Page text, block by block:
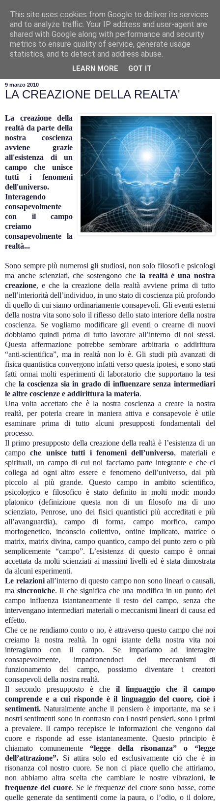
9 marzo 2010
LA CREAZIONE DELLA REALTA'
La creazione della
realtà da parte della
nostra coscienza
avviene grazie
all'esistenza di un
campo che unisce
tutti i fenomeni
dell'universo.
Interagendo
consapevolmente
con il campo
creiamo
consapevolmente la
realtà...
Sono sempre più numerosi gli studiosi, non solo filosofi e psicologi
ma anche scienziati, che sostengono che la realtà è una nostra
creazione, e che la creazione della realtà avviene prima di tutto
nell’interiorità dell’individuo, in uno stato di coscienza più profondo
di quello di cui siamo ordinariamente consapevoli. Gli eventi esterni
della nostra vita sono solo il riflesso dello stato interiore della nostra
coscienza. Se vogliamo modificare gli eventi o crearne di nuovi
dobbiamo quindi prima di tutto lavorare all’interno di noi stessi.
Questa affermazione potrebbe sembrare arbitraria o addirittura
“anti-scientifica”, ma in realtà non lo è.Gli studi più avanzati di
fisica quantistica convergono infatti verso questa ipotesi, e sono stati
fatti ormai molti esperimenti di laboratorio che supportano la tesi
che la coscienza sia in grado di influenzare senza intermediari
le altre coscienze e addirittura la materia.
Una volta accettato che è la nostra coscienza a creare la nostra
realtà, per poterla creare in maniera attiva e consapevole è utile
esaminare prima di tutto alcuni presupposti fondamentali del
processo.
Il primo presupposto della creazione della realtà è l’esistenza di un
campoche unisce tutti i fenomeni dell’universo, materiali e
spirituali, un campo di cui noi facciamo parte integrante e che ci
collega ad ogni altro essere e fenomeno dell’universo, dal più
piccolo al più grande. Questo campo in ambito scientifico,
psicologico e filosofico è stato definito in molti modi: mondo
platonico (definizione questa non di un filosofo ma di uno
scienziato, Penrose, uno dei fisici quantistici più accreditati e più
all’avanguardia), campo di forma, campo morfico, campo
morfogenetico, inconscio collettivo, ordine implicato, matrice o
matrix, matrix divina, campo quantico, campo del punto zero o più
semplicemente “campo”. L’esistenza di questo campo è ormai
accettata da molti scienziati ai massimi livelli ed è stata dimostrata
da alcuni esperimenti.
Le relazioniall’interno di questo campo non sono lineari o causali,
ma sincroniche. Il che significa che una modifica in un punto del
campo influenza istantaneamente il resto del campo, senza che
intervengano intermediari materiali o meccanismi lineari di causa ed
effetto.
Che ce ne rendiamo conto o no, è attraverso questo campo che noi
creiamo la nostra realtà. In ogni istante della nostra vita noi
interagiamo con il campo. Se impariamo ad interagire
consapevolmente, impadronendoci dei meccanismi di
funzionamento del campo, possiamo diventare i creatori
consapevoli della nostra realtà.
Il secondo presupposto è che il linguaggio che il campo
comprende e a cui risponde è il linguaggio del cuore, cioè i
sentimenti. Naturalmente anche il pensiero è importante, ma se i
nostri sentimenti sono in contrasto con i nostri pensieri, sono i primi
a prevalere. Il campo recepisce le informazioni che vengono dal
cuore e risponde ad esse istantaneamente. Questo principio è
chiamato comunemente“legge della risonanza” o “legge
dell’attrazione”. Si attira solo ed esclusivamente ciò che è in
risonanza col nostro cuore. Se non ci piace quello che attiriamo,
non abbiamo altra scelta che cambiare le nostre vibrazioni, le
frequenze del cuore. Se le frequenze del cuore sono basse, come
quelle generate da sentimenti come la paura, o l’odio, o il dolore,
This site uses cookies from Google to deliver its services
and to analyze traffic. Your IP address and user-agent are
shared with Google along with performance and security
metrics to ensure quality of service, generate usage
statistics, and to detect and address abuse.
LEARN MORE GOT IT